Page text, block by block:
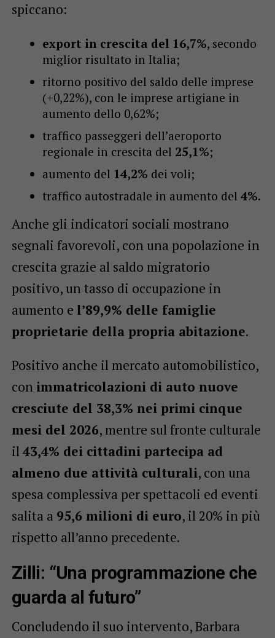
spiccano:
export in crescita del 16,7%, secondo
miglior risultato in Italia;
ritorno positivo del saldo delle imprese
(+0,22%), con le imprese artigiane in
aumento dello 0,62%;
traffico passeggeri dell’aeroporto
regionale in crescita del 25,1%;
aumento del 14,2% dei voli;
traffico autostradale in aumento del 4%.
Anche gli indicatori sociali mostrano
segnali favorevoli, con una popolazione in
crescita grazie al saldo migratorio
positivo, un tasso di occupazione in
aumento e l’89,9% delle famiglie
proprietarie della propria abitazione.
Positivo anche il mercato automobilistico,
con immatricolazioni di auto nuove
cresciute del 38,3% nei primi cinque
mesi del 2026, mentre sul fronte culturale
il 43,4% dei cittadini partecipa ad
almeno due attività culturali, con una
spesa complessiva per spettacoli ed eventi
salita a 95,6 milioni di euro, il 20% in più
rispetto all’anno precedente.
Zilli: “Una programmazione che
guarda al futuro”
Concludendo il suo intervento, Barbara